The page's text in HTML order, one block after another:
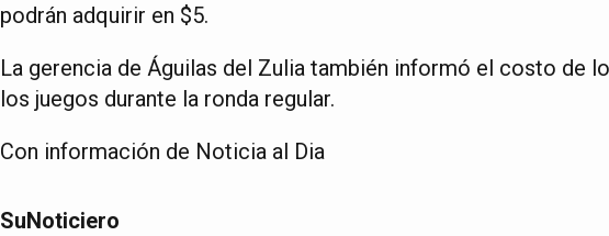
podrán adquirir en $5.
La gerencia de Águilas del Zulia también informó el costo de
los juegos durante la ronda regular.
Con información de Noticia al Dia
SuNoticiero